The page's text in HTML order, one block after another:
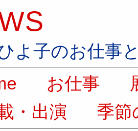
よ子のお仕事
お仕事
・出演
季節